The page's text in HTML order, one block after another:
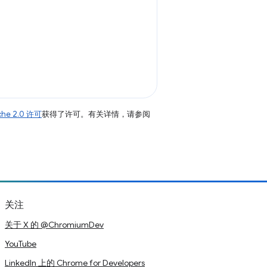
2.0 许可获得了许可。有关详情，请参阅
关注
关于 X 的 @ChromiumDev
YouTube
LinkedIn 上的 Chrome for Developers